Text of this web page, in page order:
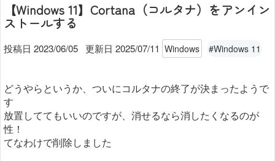
【Windows 11】Cortana（コルタナ）をアンイン
ストールする
投稿日 2023/06/05 更新日 2025/07/11 Windows #Windows 11
どうやらというか、ついにコルタナの終了が決まったようで
す
放置しててもいいのですが、消せるなら消したくなるのが
性！
てなわけで削除しました